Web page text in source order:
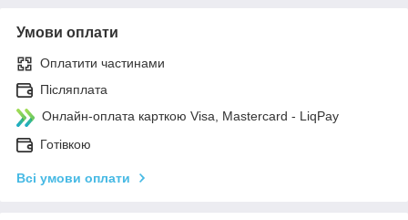
Умови оплати
Оплатити частинами
Післяплата
Онлайн-оплата карткою Visa, Mastercard - LiqPay
Готівкою
Всі умови оплати